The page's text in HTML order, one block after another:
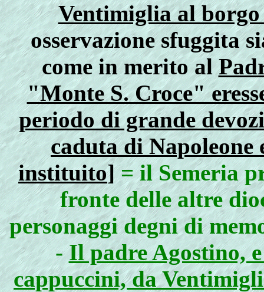
Ventimiglia al
osservazione sfuggita
come in merito al
"Monte S. Croce"
periodo di grande
caduta di Napoleone
instituito]= il Semeria
fronte delle altre
personaggi degni di
-Il padre Agostino,
cappuccini, da